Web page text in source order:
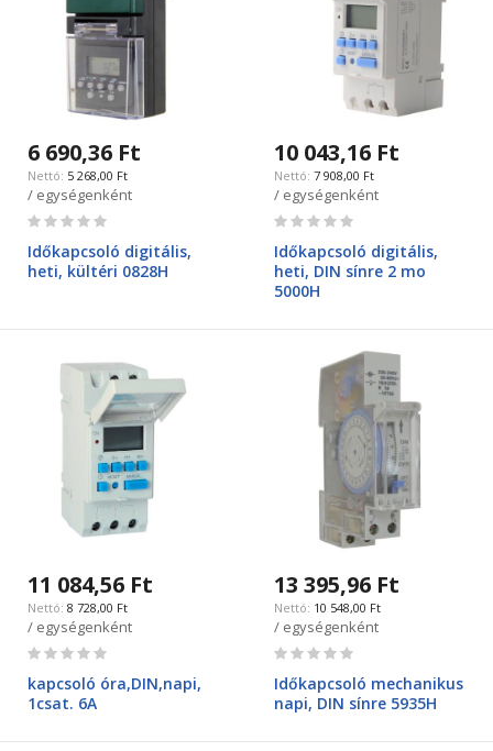
6 690,36 Ft
5 268,00 Ft
/ egységenként
Rating:
Időkapcsoló digitális,
heti, kültéri 0828H
10 043,16 Ft
7 908,00 Ft
/ egységenként
Rating:
Időkapcsoló digitális,
heti, DIN sínre 2 mo
5000H
11 084,56 Ft
8 728,00 Ft
/ egységenként
Rating:
kapcsoló óra,DIN,napi,
1csat. 6A
13 395,96 Ft
10 548,00 Ft
/ egységenként
Rating:
Időkapcsoló mechanikus
napi, DIN sínre 5935H